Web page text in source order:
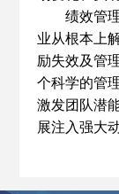
绩效管理
业从根本上
励失效及管
个科学的管
激发团队潜
展注入强大